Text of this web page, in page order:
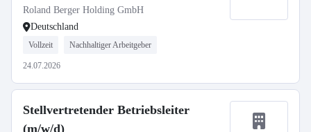
Roland Berger Holding GmbH
Deutschland
Vollzeit Nachhaltiger Arbeitgeber
24.07.2026
Stellvertretender Betriebsleiter
(m/w/d)